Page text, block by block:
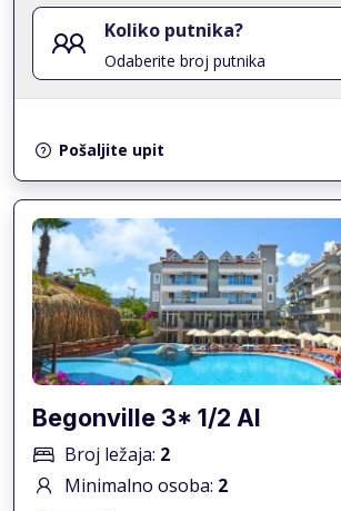
Koliko putnika?
Odaberite broj putnika
Pošaljite upit
Begonville 3* 1/2 AI
Broj ležaja: 2
Minimalno osoba: 2